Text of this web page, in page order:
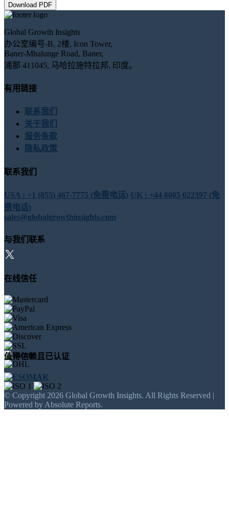
Download PDF
Global Growth Insights
办公室编号-B, 2楼, Icon Tower,
Baner-Mhalunge Road, Baner,
浦那 411045, 马哈拉施特拉邦, 印度。
有用链接
联系我们
关于我们
服务条款
隐私政策
联系我们
USA : +1 (855) 467-7775 (免费电话) UK : +44 8085 022397 (免
费电话)
sales@globalgrowthinsights.com
与我们联系
在线信任
值得信赖且已认证
© Copyright 2026 Global Growth Insights. All Rights Reserved |
Powered by Absolute Reports.